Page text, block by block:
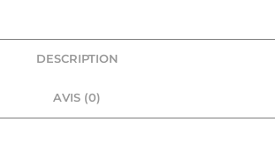
DESCRIPTION
AVIS (0)